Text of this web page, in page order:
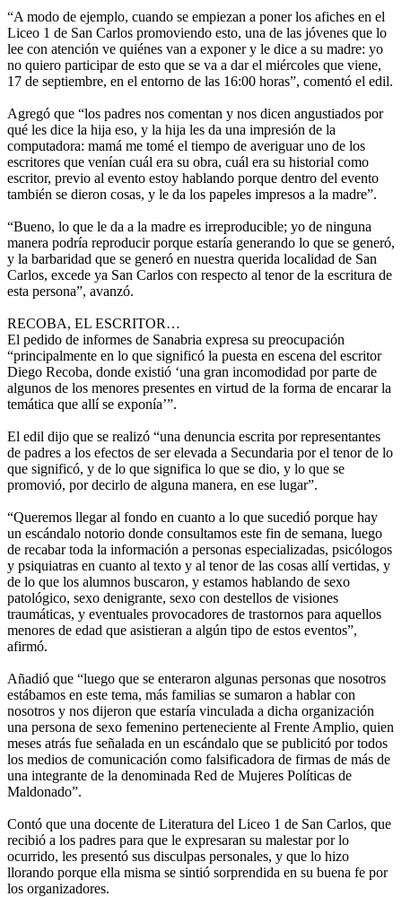
“A modo de ejemplo, cuando se empiezan a poner los afiches en el
Liceo 1 de San Carlos promoviendo esto, una de las jóvenes que lo
lee con atención ve quiénes van a exponer y le dice a su madre: yo
no quiero participar de esto que se va a dar el miércoles que viene,
17 de septiembre, en el entorno de las 16:00 horas”, comentó el edil.
Agregó que “los padres nos comentan y nos dicen angustiados por
qué les dice la hija eso, y la hija les da una impresión de la
computadora: mamá me tomé el tiempo de averiguar uno de los
escritores que venían cuál era su obra, cuál era su historial como
escritor, previo al evento estoy hablando porque dentro del evento
también se dieron cosas, y le da los papeles impresos a la madre”.
“Bueno, lo que le da a la madre es irreproducible; yo de ninguna
manera podría reproducir porque estaría generando lo que se generó,
y la barbaridad que se generó en nuestra querida localidad de San
Carlos, excede ya San Carlos con respecto al tenor de la escritura de
esta persona”, avanzó.
RECOBA, EL ESCRITOR…
El pedido de informes de Sanabria expresa su preocupación
“principalmente en lo que significó la puesta en escena del escritor
Diego Recoba, donde existió ‘una gran incomodidad por parte de
algunos de los menores presentes en virtud de la forma de encarar la
temática que allí se exponía’”.
El edil dijo que se realizó “una denuncia escrita por representantes
de padres a los efectos de ser elevada a Secundaria por el tenor de lo
que significó, y de lo que significa lo que se dio, y lo que se
promovió, por decirlo de alguna manera, en ese lugar”.
“Queremos llegar al fondo en cuanto a lo que sucedió porque hay
un escándalo notorio donde consultamos este fin de semana, luego
de recabar toda la información a personas especializadas, psicólogos
y psiquiatras en cuanto al texto y al tenor de las cosas allí vertidas, y
de lo que los alumnos buscaron, y estamos hablando de sexo
patológico, sexo denigrante, sexo con destellos de visiones
traumáticas, y eventuales provocadores de trastornos para aquellos
menores de edad que asistieran a algún tipo de estos eventos”,
afirmó.
Añadió que “luego que se enteraron algunas personas que nosotros
estábamos en este tema, más familias se sumaron a hablar con
nosotros y nos dijeron que estaría vinculada a dicha organización
una persona de sexo femenino perteneciente al Frente Amplio, quien
meses atrás fue señalada en un escándalo que se publicitó por todos
los medios de comunicación como falsificadora de firmas de más de
una integrante de la denominada Red de Mujeres Políticas de
Maldonado”.
Contó que una docente de Literatura del Liceo 1 de San Carlos, que
recibió a los padres para que le expresaran su malestar por lo
ocurrido, les presentó sus disculpas personales, y que lo hizo
llorando porque ella misma se sintió sorprendida en su buena fe por
los organizadores.